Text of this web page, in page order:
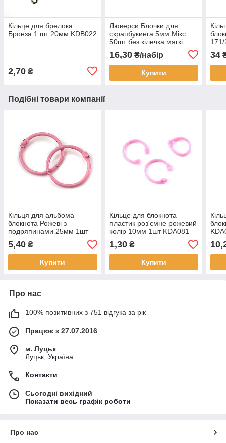
Кільце для брелока
Бронза 1 шт 20мм KDB022
2,70 ₴
Люверси Блочки для
скрапбукинга 5мм Мікс
50шт без кілечка мягкі
16,30₴/набір
Купити
34
Подібні товари компанії
Кільця для альбома
блокнота Рожеві з
подряпинами 25мм 1шт
KDA063
5,40 ₴
Купити
Кільце для блокнота
пластик роз'ємне рожевий
колір 10мм 1шт KDA081
1,30₴
Купити
Про нас
100% позитивних з 751 відгука за рік
Працює з 27.07.2016
м. Луцьк
Луцьк, Україна
Контакти
Сьогодні вихідний
Показати весь графік роботи
Про нас